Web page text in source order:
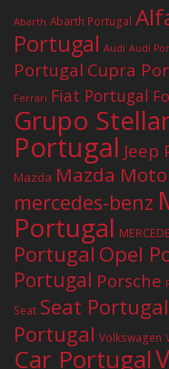
Abarth Abarth Portugal
Portugal Audi Audi
Portugal Cupra
Ferrari Fiat Portugal
Grupo
Portugal Jeep
Mazda Mazda
mercedes-benz
Portugal
Portugal Opel
Portugal Porsche
Seat Seat Portugal
Portugal Volkswagen
Car Portugal